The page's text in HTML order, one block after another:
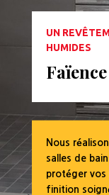
UN
HUMIDES
Nous
salles de
protéger
finition